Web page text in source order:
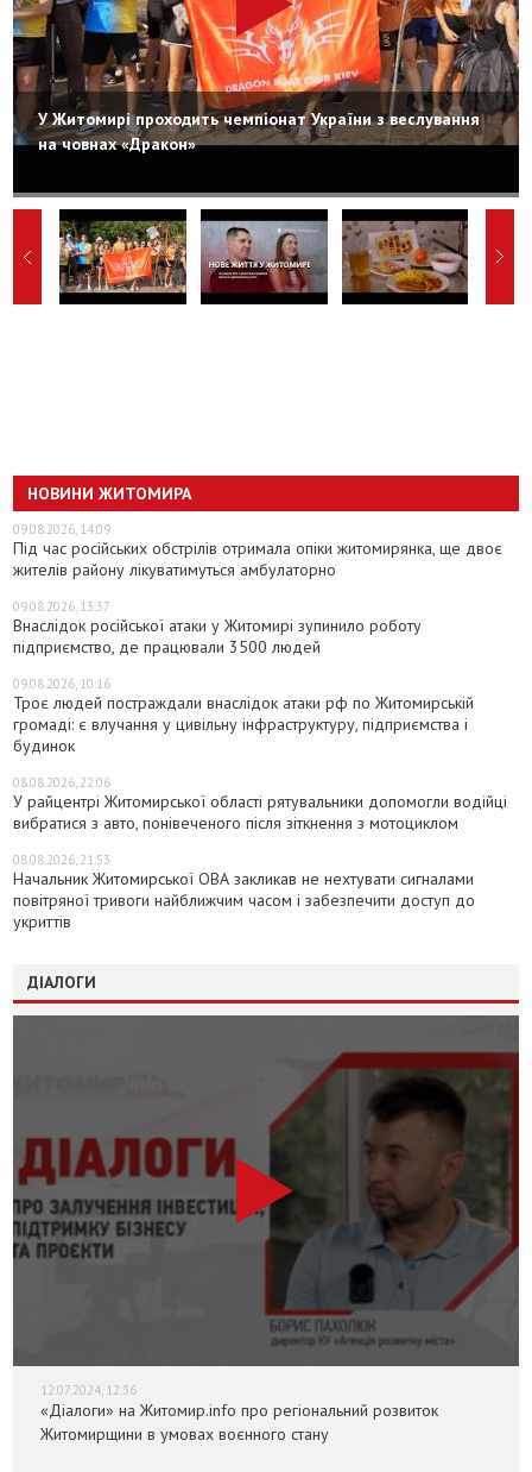
У Житомирі проходить чемпіонат України з веслування
на човнах «Дракон»
НОВИНИ ЖИТОМИРА
09.08.2026, 14:09
Під час російських обстрілів отримала опіки житомирянка, ще двоє
жителів району лікуватимуться амбулаторно
09.08.2026, 13:37
Внаслідок російської атаки у Житомирі зупинило роботу
підприємство, де працювали 3500 людей
09.08.2026, 10:16
Троє людей постраждали внаслідок атаки рф по Житомирській
громаді: є влучання у цивільну інфраструктуру, підприємства і
будинок
08.08.2026, 22:06
У райцентрі Житомирської області рятувальники допомогли водійці
вибратися з авто, понівеченого після зіткнення з мотоциклом
08.08.2026, 21:53
Начальник Житомирської ОВА закликав не нехтувати сигналами
повітряної тривоги найближчим часом і забезпечити доступ до
укриттів
ДІАЛОГИ
12.07.2024, 12:36
«Діалоги» на Житомир.info про регіональний розвиток
Житомирщини в умовах воєнного стану